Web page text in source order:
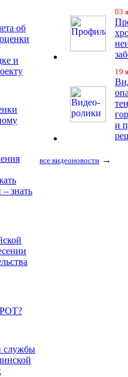
об
и
знать
службы
03
19
и
все видеоновости →